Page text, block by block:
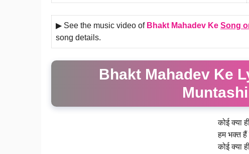
▶ See the music video of Bhakt Mahadev Ke Song
song details.
Bhakt Mahadev Ke
कोई क्या
हम भक्त हैं
कोई क्या